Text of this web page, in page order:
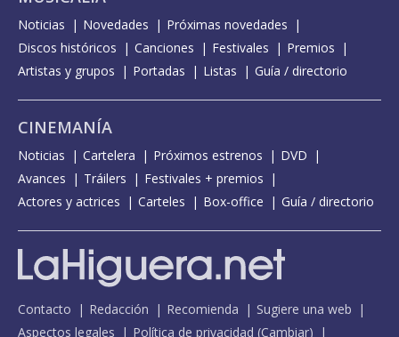
Noticias Novedades
Próximas novedades
Discos históricos
Canciones Festivales
Premios
Artistas y grupos
Portadas Listas Guía / directorio
CINEMANÍA
Noticias Cartelera Próximos estrenos
DVD
Avances
Tráilers
Festivales + premios
Actores y actrices
Carteles Box-office Guía / directorio
Contacto Redacción Recomienda
Sugiere una web
Aspectos legales
Política de privacidad (Cambiar)